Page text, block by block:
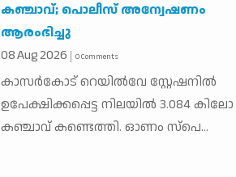
കഞ്ചാവ്; പൊലീസ് അന്വേഷണം
ആരംഭിച്ചു
08Aug2026 0 Comments
കാസര്‍കോട് റെയില്‍വേ സ്റ്റേഷനില്‍
ഉപേക്ഷിക്കപ്പെട്ട നിലയില്‍ 3.084 കിലോ
കഞ്ചാവ് കണ്ടെത്തി. ഓണം സ്‌പെ...